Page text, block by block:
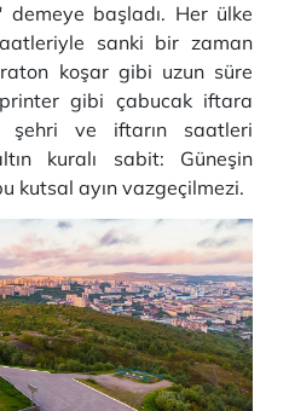
başladı. Her ülke
sanki bir zaman
koşar gibi uzun süre
gibi çabucak iftara
şehri ve iftarın saatleri
kuralı sabit: Güneşin
kutsal ayın vazgeçilmezi.